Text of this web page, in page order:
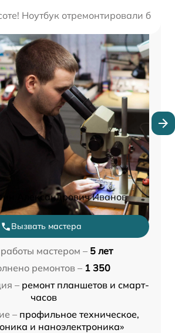
Ноутбук отремонтировали
Александрович Иванов
Вызвать мастера
мастером – 5 лет
ремонтов – 1 350
– ремонт планшетов и смарт-
часов
– профильное техническое,
и наноэлектроника»